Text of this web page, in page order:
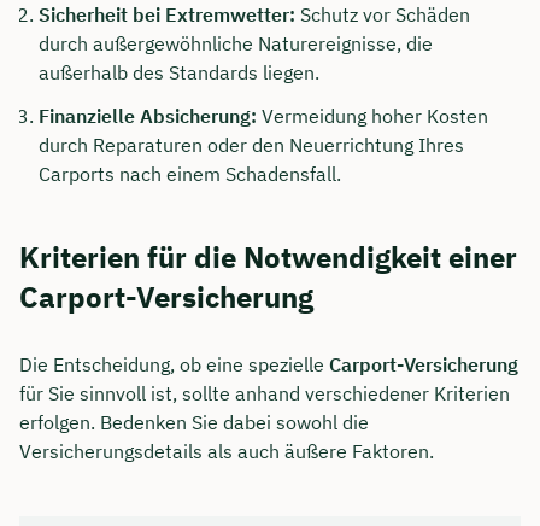
Sicherheit bei Extremwetter: Schutz vor Schäden
durch außergewöhnliche Naturereignisse, die
außerhalb des Standards liegen.
Finanzielle Absicherung: Vermeidung hoher Kosten
durch Reparaturen oder den Neuerrichtung Ihres
Carports nach einem Schadensfall.
Kriterien für die Notwendigkeit einer
Carport-Versicherung
Die Entscheidung, ob eine spezielle Carport-Versicherung
für Sie sinnvoll ist, sollte anhand verschiedener Kriterien
erfolgen. Bedenken Sie dabei sowohl die
Versicherungsdetails als auch äußere Faktoren.